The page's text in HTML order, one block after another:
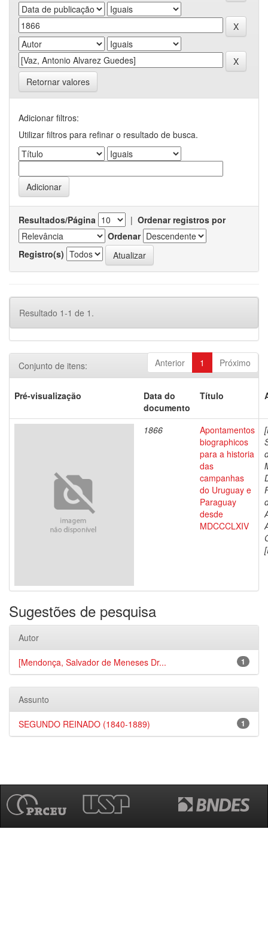
Retornar valores
Adicionar filtros:
Utilizar filtros para refinar o resultado de busca.
Resultados/Página | Ordenar registros por
Ordenar
Registro(s)
Resultado 1-1 de 1.
Anterior 1 Próximo
Conjunto de itens:
Pré-visualização
Data do
documento
Título
1866
Apontamentos
biographicos
para a historia
das
campanhas
do Uruguay e
Paraguay
desde
MDCCCLXIV
Sugestões de pesquisa
Autor
1
[Mendonça, Salvador de Meneses Dr...
Assunto
1
SEGUNDO REINADO (1840-1889)